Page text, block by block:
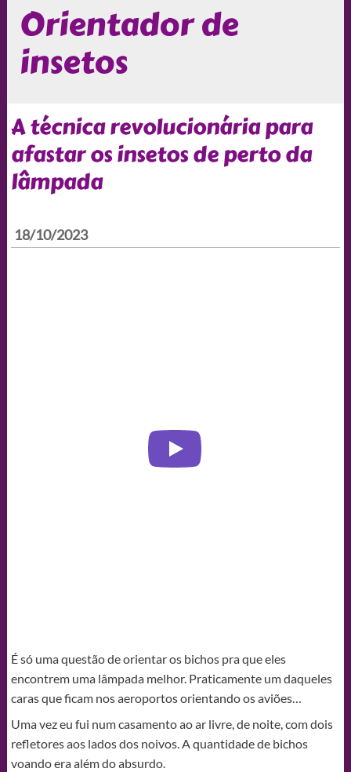
Orientador de
insetos
A técnica revolucionária para
afastar os insetos de perto da
lâmpada
18/10/2023
É só uma questão de orientar os bichos pra que eles
encontrem uma lâmpada melhor. Praticamente um daqueles
caras que ficam nos aeroportos orientando os aviões…
Uma vez eu fui num casamento ao ar livre, de noite, com dois
refletores aos lados dos noivos. A quantidade de bichos
voando era além do absurdo.